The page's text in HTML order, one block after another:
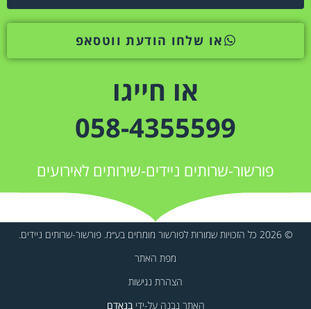
או שלחו הודעת ווטסאפ
או חייגו
058-4355599
פורשור-שרותים ניידים-שירותים לאירועים
© 2026 כל הזכויות שמורות לפורשור מומחים בע״מ. פורשור-שרותים ניידים.
מפת האתר
הצהרת נגישות
האתר נבנה על-ידיבנאדם